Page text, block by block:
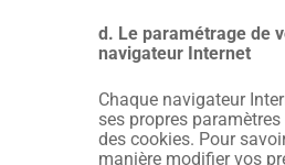
d. Le paramétrage de
navigateur Internet
Chaque navigateur
ses propres
des cookies. Pour
manière modifier vos